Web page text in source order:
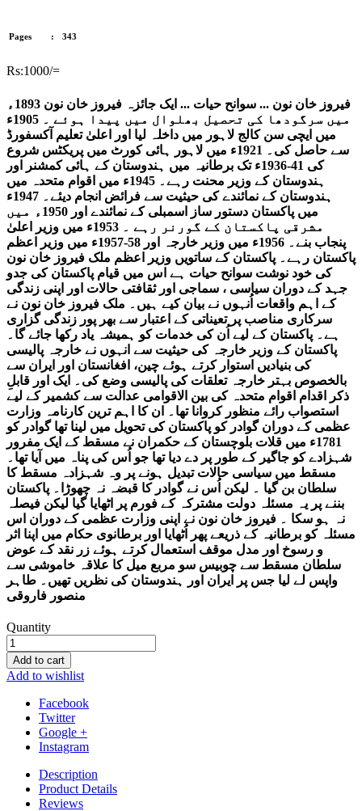
Pages : 343
Rs:1000/=
فیروز خان نون ... سوانح حیات ... ایک جائزہ فیروز خان نون 1893ء
میں سرگودھا کی تحصیل بھلوال میں پیدا ہوئے ۔ 1905ء
میں ایچی سن کالج لاہور میں داخلہ لیا اور اعلیٰ تعلیم آکسفورڈ
سے حاصل کی۔ 1921ء میں لاہور ہائی کورٹ میں پریکٹس شروع
کی 41-1936ء تک برطانیہ میں ہندوستان کے ہائی کمشنر اور
ہندوستان کے وزیر محنت رہے۔ 1945ء میں اقوام متحدہ میں
ہندوستان کے نمائندے کی حیثیت سے فرائض انجام دیئے۔ 1947ء
میں پاکستان دستور ساز اسمبلی کے نمائندے اور 1950ء میں
مشرقی پاکستان کے گورنر رہے ۔ 1953ء میں وزیر اعلیٰ
پنجاب بنے۔ 1956ء میں وزیر خارجہ اور 58-1957ء میں وزیر اعظم
پاکستان رہے۔ پاکستان کے ساتویں وزیر اعظم ملک فیروز خان نون
کی خود نوشت سوانح حیات ہے اس میں قیام پاکستان کی جدو
جہد کے دوران سیاسی ، سماجی اور ثقافتی حالات اور اپنی زندگی
کے اہم واقعات اُنہوں نے بیان کیے ہیں۔ ملک فیروز خان نون نے
سرکاری مناصب پر تعیناتی کے اعتبار سے بھر پور زندگی گزاری
ہے۔ پاکستان کے لیے اُن کی خدمات کو ہمیشہ یاد رکھا جائے گا۔
پاکستان کے وزیر خارجہ کی حیثیت سے انہوں نے خارجہ پالیسی
کی بنیادیں استوار کرتے ہوئے چین، افغانستان اور ایران سے
بالخصوص بہتر خارجہ تعلقات کی پالیسی وضع کی۔ ایک اور قابلِ
ذکر اقدام اقوام متحدہ کی بین الاقوامی عدالت سے کشمیر کے لیے
استصواب رائے منظور کروانا تھا۔ ان کا اہم ترین کارنامہ وزارت
عظمی کے دوران گوادر کو پاکستان کی تحویل میں لینا تھا گوادر کو
1781ء میں قلات بلوچستان کے حکمران نے مسقط کے ایک مفرور
شہزادے کو جاگیر کے طور پر دے دیا تھا جو اُس کی پناہ میں آیا تھا۔
مسقط میں سیاسی حالات تبدیل ہونے پر وہ شہزادہ مسقط کا
سلطان بن گیا ۔ لیکن اُس نے گوادر کا قبضہ نہ چھوڑا۔ پاکستان
بننے پر یہ مسئلہ دولت مشترکہ کے فورم پر اٹھایا گیا لیکن فیصلہ
نہ ہو سکا ۔ فیروز خان نون نے اپنی وزارت عظمی کے دوران اس
مسئلہ کو برطانیہ کے ذریعے پھر اُٹھایا اور برطانوی حکام میں اپنا اثر
و رسوخ اور مدل موقف استعمال کرتے ہوئے زر نقد کے عوض
سلطان مسقط سے چوبیس سو مربع میل کا علاقہ خاموشی سے
واپس لے لیا جس پر ایران اور ہندوستان کی نظریں تھیں۔ طاہر
منصور فاروقی
Quantity
Add to cart
Add to wishlist
Facebook
Twitter
Google +
Instagram
Description
Product Details
Reviews